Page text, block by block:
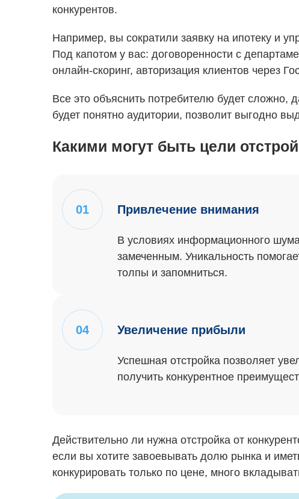
конкурентов.
Например, вы сократили заявку на ипотеку и
Под капотом у вас: договоренности с
онлайн-скоринг, авторизация клиентов через
Все это объяснить потребителю будет сложно,
будет понятно аудитории, позволит выгодно
Какими могут быть цели
01 Привлечение внимания
В условиях информационного
замеченным. Уникальность
толпы и запомниться.
04 Увеличение прибыли
Успешная отстройка позволяет
получить конкурентное
Действительно ли нужна отстройка от
если вы хотите завоевывать долю рынка и
конкурировать только по цене, много